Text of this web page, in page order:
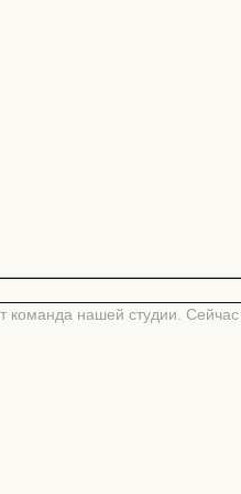
команда нашей студии.